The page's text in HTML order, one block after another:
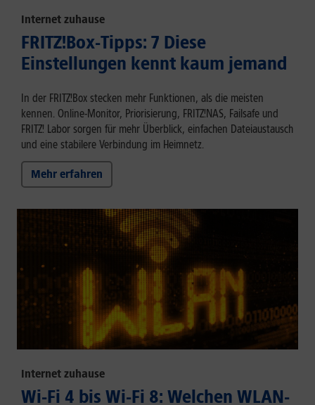
Internet zuhause
FRITZ!Box-Tipps: 7 Diese
Einstellungen kennt kaum jemand
In der FRITZ!Box stecken mehr Funktionen, als die meisten
kennen. Online-Monitor, Priorisierung, FRITZ!NAS, Failsafe und
FRITZ! Labor sorgen für mehr Überblick, einfachen Dateiaustausch
und eine stabilere Verbindung im Heimnetz.
Mehr erfahren
Internet zuhause
Wi-Fi 4 bis Wi-Fi 8: Welchen WLAN-